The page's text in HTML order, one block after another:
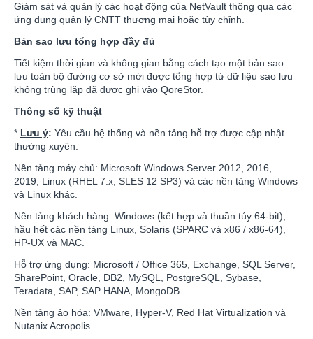
Giám sát và quản lý các hoạt động của NetVault thông qua các
ứng dụng quản lý CNTT thương mại hoặc tùy chỉnh.
Bản sao lưu tổng hợp đầy đủ
Tiết kiệm thời gian và không gian bằng cách tạo một bản sao
lưu toàn bộ đường cơ sở mới được tổng hợp từ dữ liệu sao lưu
không trùng lặp đã được ghi vào QoreStor.
Thông số kỹ thuật
* Lưu ý: Yêu cầu hệ thống và nền tảng hỗ trợ được cập nhật
thường xuyên.
Nền tảng máy chủ: Microsoft Windows Server 2012, 2016,
2019, Linux (RHEL 7.x, SLES 12 SP3) và các nền tảng Windows
và Linux khác.
Nền tảng khách hàng: Windows (kết hợp và thuần túy 64-bit),
hầu hết các nền tảng Linux, Solaris (SPARC và x86 / x86-64),
HP-UX và MAC.
Hỗ trợ ứng dụng: Microsoft / Office 365, Exchange, SQL Server,
SharePoint, Oracle, DB2, MySQL, PostgreSQL, Sybase,
Teradata, SAP, SAP HANA, MongoDB.
Nền tảng ảo hóa: VMware, Hyper-V, Red Hat Virtualization và
Nutanix Acropolis.